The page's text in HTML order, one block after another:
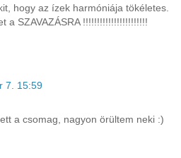
hogy az ízek harmóniája tökéletes.
a SZAVAZÁSRA !!!!!!!!!!!!!!!!!!!!!!!
7. 15:59
a csomag, nagyon örültem neki :)